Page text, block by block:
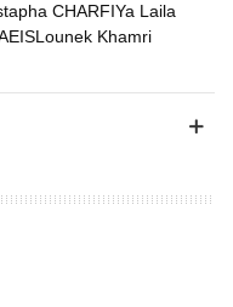
CHARFIYa Laila
Khamri